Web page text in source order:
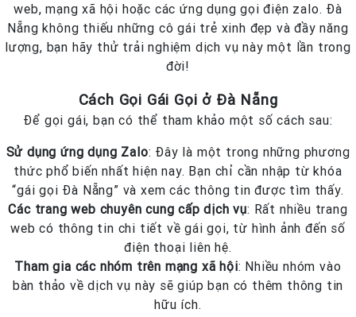
web, mạng xã hội hoặc các ứng dụng gọi điện zalo. Đà
Nẵng không thiếu những cô gái trẻ xinh đẹp và đầy năng
lượng, bạn hãy thử trải nghiệm dịch vụ này một lần trong
đời!
Cách Gọi Gái Gọi ở Đà Nẵng
Để gọi gái, bạn có thể tham khảo một số cách sau:
Sử dụng ứng dụng Zalo: Đây là một trong những phương
thức phổ biến nhất hiện nay. Bạn chỉ cần nhập từ khóa
“gái gọi Đà Nẵng” và xem các thông tin được tìm thấy.
Các trang web chuyên cung cấp dịch vụ: Rất nhiều trang
web có thông tin chi tiết về gái gọi, từ hình ảnh đến số
điện thoại liên hệ.
Tham gia các nhóm trên mạng xã hội: Nhiều nhóm vào
bàn thảo về dịch vụ này sẽ giúp bạn có thêm thông tin
hữu ích.